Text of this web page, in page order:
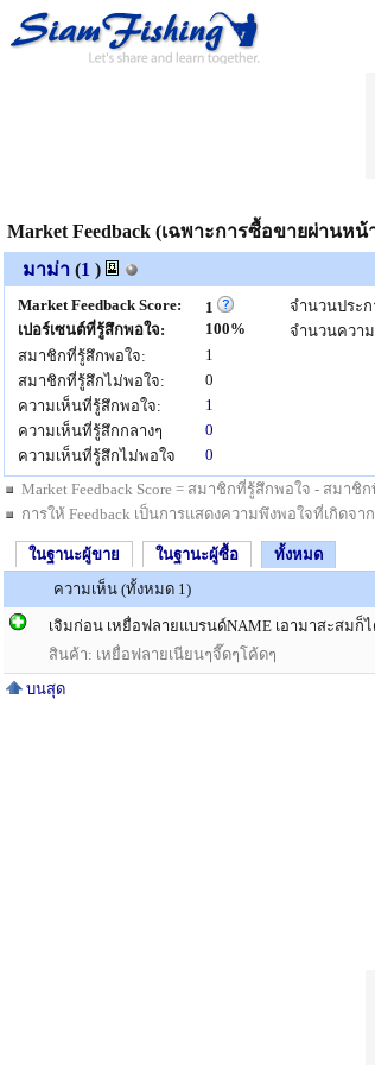
Market Feedback (เฉพาะการซื้อขายผ่านห
มาม่า (1 )
Market Feedback Score:
1
เปอร์เซนต์ที่รู้สึกพอใจ:
100%
สมาชิกที่รู้สึกพอใจ:
1
สมาชิกที่รู้สึกไม่พอใจ:
0
ความเห็นที่รู้สึกพอใจ:
1
ความเห็นที่รู้สึกกลางๆ
0
ความเห็นที่รู้สึกไม่พอใจ
0
จำนวนประก
จำนวนควา
Market Feedback Score = สมาชิกที่รู้สึกพอใจ - สม
การให้ Feedback เป็นการแสดงความพึงพอใจที่เกิด
ในฐานะผู้ขาย ในฐานะผู้ซื้อ
ทั้งหมด
ความเห็น (ทั้งหมด 1)
เจิมก่อน เหยื่อฟลายแบรนด์NAME เอามาสะสมก็ไ
สินค้า: เหยื่อฟลายเนียนๆจี๊ดๆโค้ดๆ
บนสุด